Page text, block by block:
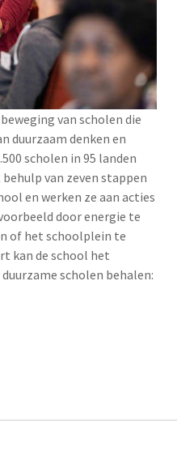
van scholen die
duurzaam denken en
scholen in 95 landen
van zeven stappen
en werken ze aan acties
door energie te
of het schoolplein te
kan de school het
scholen behalen: